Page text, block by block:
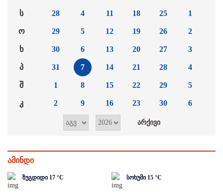
ს
ო
ხ
პ
შ
კ
28
29
30
31
1
2
4
5
6
7
8
9
11
12
13
14
15
16
18
19
20
21
22
23
25
26
27
28
29
30
1
2
3
4
5
6
ამინდი
ზუგდიდი 17 °C სოხუმი 15 °C